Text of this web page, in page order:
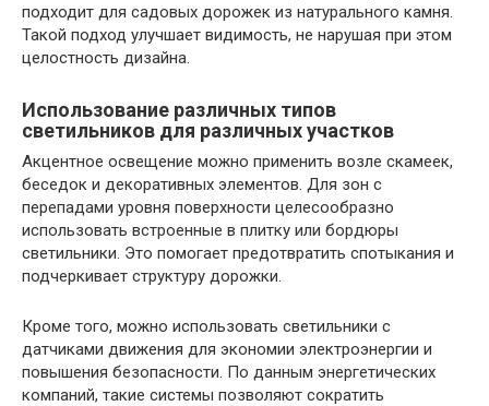
подходит для садовых дорожек из натурального камня.
Такой подход улучшает видимость, не нарушая при этом
целостность дизайна.
Использование различных типов
светильников для различных участков
Акцентное освещение можно применить возле скамеек,
беседок и декоративных элементов. Для зон с
перепадами уровня поверхности целесообразно
использовать встроенные в плитку или бордюры
светильники. Это помогает предотвратить спотыкания и
подчеркивает структуру дорожки.
Кроме того, можно использовать светильники с
датчиками движения для экономии электроэнергии и
повышения безопасности. По данным энергетических
компаний, такие системы позволяют сократить